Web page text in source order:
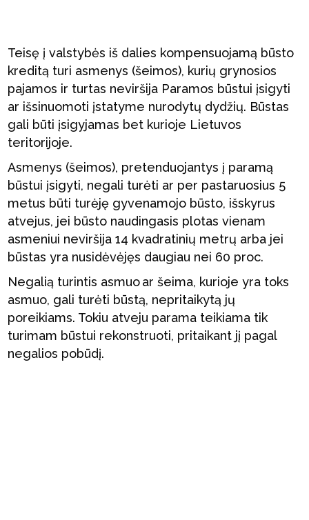
Teisę į valstybės iš dalies kompensuojamą būsto
kreditą turi asmenys (šeimos), kurių grynosios
pajamos ir turtas neviršija Paramos būstui įsigyti
ar išsinuomoti įstatyme nurodytų dydžių. Būstas
gali būti įsigyjamas bet kurioje Lietuvos
teritorijoje.
Asmenys (šeimos), pretenduojantys į paramą
būstui įsigyti, negali turėti ar per pastaruosius 5
metus būti turėję gyvenamojo būsto, išskyrus
atvejus, jei būsto naudingasis plotas vienam
asmeniui neviršija 14 kvadratinių metrų arba jei
būstas yra nusidėvėjęs daugiau nei 60 proc.
Negalią turintis asmuo ar šeima, kurioje yra toks
asmuo, gali turėti būstą, nepritaikytą jų
poreikiams. Tokiu atveju parama teikiama tik
turimam būstui rekonstruoti, pritaikant jį pagal
negalios pobūdį.